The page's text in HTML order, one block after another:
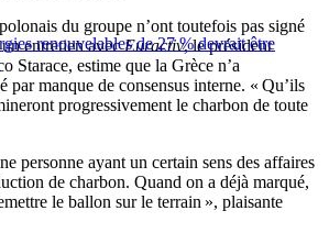
renouvelables de 27 % devrait être
du groupe n’ont toutefois pas signé
entretien avecEuractiv, le président
Starace, estime que la Grèce n’a
par manque de consensus interne. « Qu’ils
progressivement le charbon de toute
personne ayant un certain sens des affaires
de charbon. Quand on a déjà marqué,
le ballon sur le terrain », plaisante